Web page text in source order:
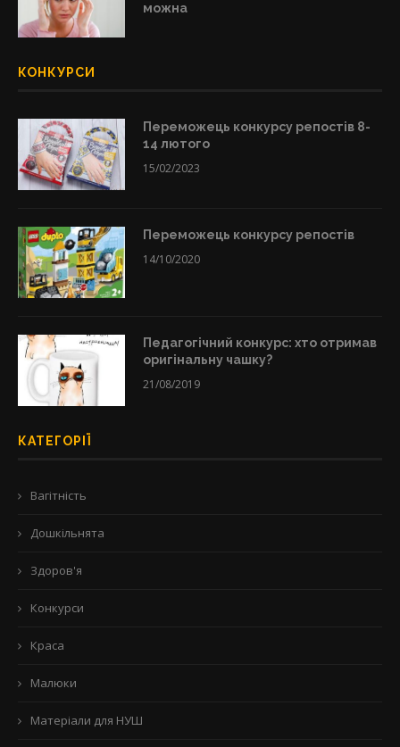
можна
КОНКУРСИ
Переможець конкурсу репостів 8-
14 лютого
15/02/2023
Переможець конкурсу репостів
14/10/2020
Педагогічний конкурс: хто отримав
оригінальну чашку?
21/08/2019
КАТЕГОРІЇ
Вагітність
Дошкільнята
Здоров'я
Конкурси
Краса
Малюки
Матеріали для НУШ